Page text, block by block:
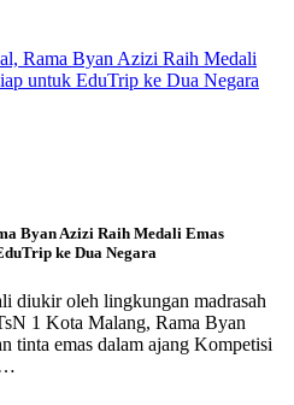
Byan Azizi Raih Medali Emas
ke Dua Negara
diukir oleh lingkungan madrasah
1 Kota Malang, Rama Byan
tinta emas dalam ajang Kompetisi